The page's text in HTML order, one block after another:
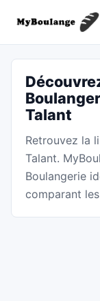
Talant
Retrouvez la
Talant.
Boulangerie
comparant